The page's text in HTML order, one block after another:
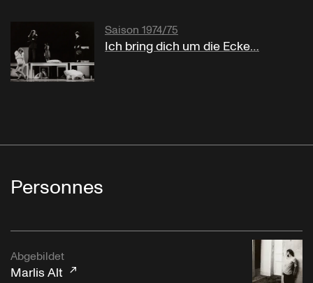
Saison 1974/75
Ich bring dich um die Ecke…
Personnes
Abgebildet
Marlis Alt